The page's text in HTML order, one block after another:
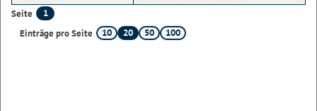
Seite
1
Einträge pro Seite
10 20 50 100